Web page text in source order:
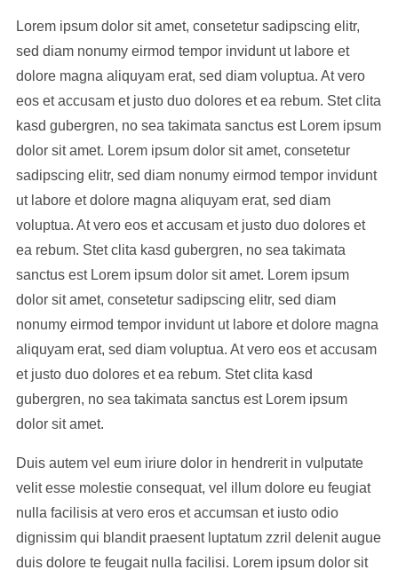
Lorem ipsum dolor sit amet, consetetur sadipscing elitr,
sed diam nonumy eirmod tempor invidunt ut labore et
dolore magna aliquyam erat, sed diam voluptua. At vero
eos et accusam et justo duo dolores et ea rebum. Stet clita
kasd gubergren, no sea takimata sanctus est Lorem ipsum
dolor sit amet. Lorem ipsum dolor sit amet, consetetur
sadipscing elitr, sed diam nonumy eirmod tempor invidunt
ut labore et dolore magna aliquyam erat, sed diam
voluptua. At vero eos et accusam et justo duo dolores et
ea rebum. Stet clita kasd gubergren, no sea takimata
sanctus est Lorem ipsum dolor sit amet. Lorem ipsum
dolor sit amet, consetetur sadipscing elitr, sed diam
nonumy eirmod tempor invidunt ut labore et dolore magna
aliquyam erat, sed diam voluptua. At vero eos et accusam
et justo duo dolores et ea rebum. Stet clita kasd
gubergren, no sea takimata sanctus est Lorem ipsum
dolor sit amet.
Duis autem vel eum iriure dolor in hendrerit in vulputate
velit esse molestie consequat, vel illum dolore eu feugiat
nulla facilisis at vero eros et accumsan et iusto odio
dignissim qui blandit praesent luptatum zzril delenit augue
duis dolore te feugait nulla facilisi. Lorem ipsum dolor sit